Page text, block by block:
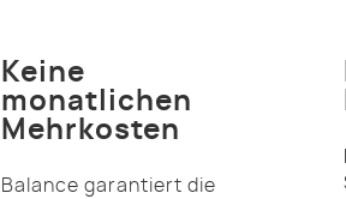
Keine
monatlichen
Mehrkosten
Balance garantiert die